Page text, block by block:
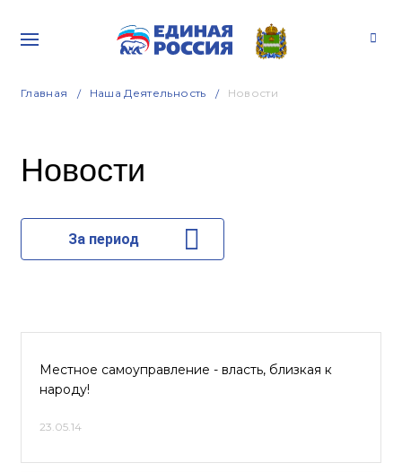
Главная Наша Деятельность Новости
Новости
За период
Местное самоуправление - власть, близкая к
народу!
23.05.14